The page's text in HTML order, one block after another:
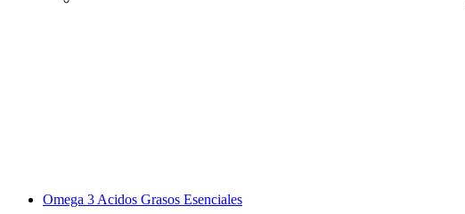
Omega 3 Acidos Grasos Esenciales